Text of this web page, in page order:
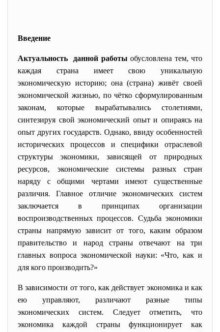
Введение
Актуальность данной работы обусловлена тем, что
каждая страна имеет свою уникальную
экономическую историю; она (страна) живёт своей
экономической жизнью, по чётко сформулированным
законам, которые вырабатывались столетиями,
синтезируя свой экономический опыт и опираясь на
опыт других государств. Однако, ввиду особенностей
исторических процессов и специфики отраслевой
структуры экономики, зависящей от природных
ресурсов, экономические системы разных стран
наряду с общими чертами имеют существенные
различия. Главное отличие экономических систем
заключается в принципах организации
воспроизводственных процессов. Судьба экономики
страны напрямую зависит от того, каким образом
правительство и народ страны отвечают на три
главных вопроса экономической науки: «Что, как и
для кого производить?»
В зависимости от того, как действует экономика и как
ею управляют, различают разные типы
экономических систем. Следует отметить, что
экономика каждой страны функционирует как